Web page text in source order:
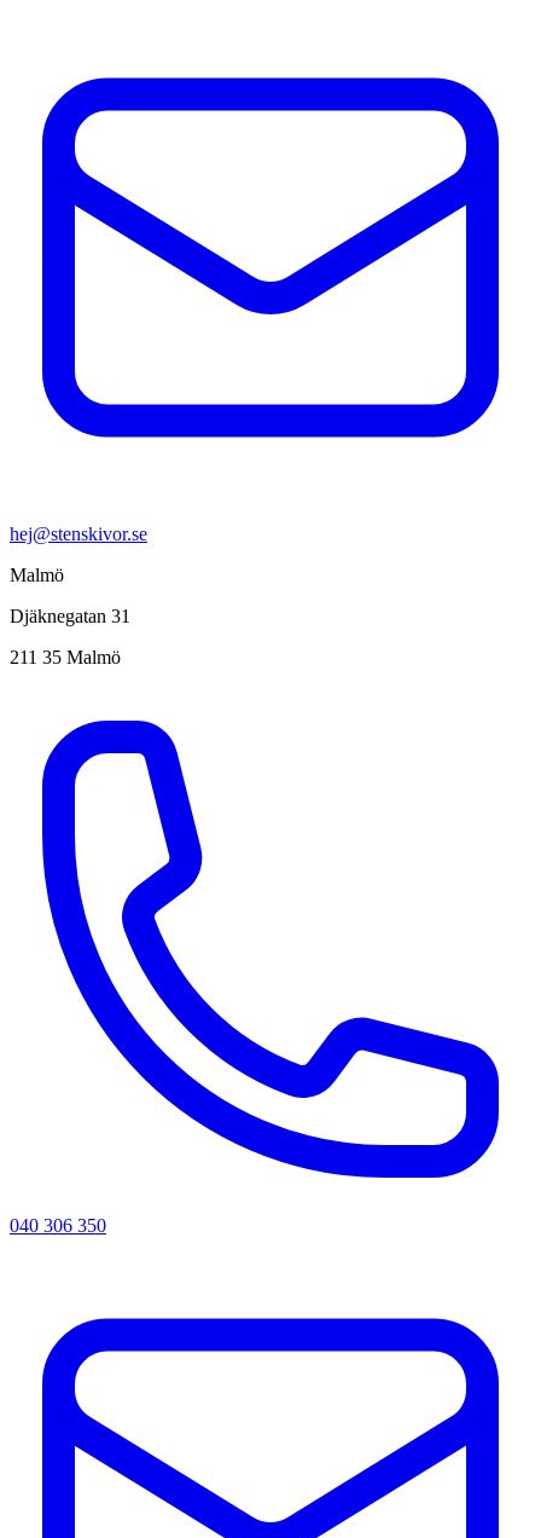
hej@stenskivor.se
Malmö
Djäknegatan 31
211 35 Malmö
040 306 350